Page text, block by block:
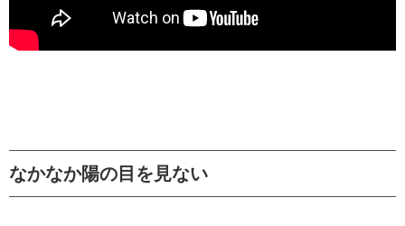
なかなか陽の目を見ない